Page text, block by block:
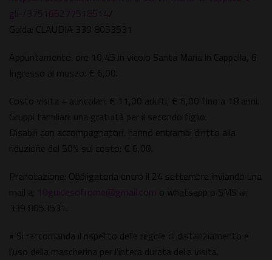
gli-/375165277518514/
Guida: CLAUDIA 339 8053531
Appuntamento: ore 10,45 in vicolo Santa Maria in Cappella, 6
Ingresso al museo: € 6,00.
Costo visita + auricolari: € 11,00 adulti, € 6,00 fino a 18 anni.
Gruppi familiari: una gratuità per il secondo figlio.
Disabili con accompagnatori, hanno entrambi diritto alla
riduzione del 50% sul costo: € 6,00.
Prenotazione: Obbligatoria entro il 24 settembre inviando una
mail a: 10guidesofrome@gmail.com o whatsapp o SMS al:
339 8053531.
• Si raccomanda il rispetto delle regole di distanziamento e
l'uso della mascherina per l'intera durata della visita.